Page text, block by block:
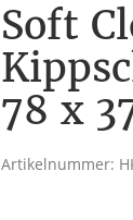
Soft
78 x
Artikelnummer: